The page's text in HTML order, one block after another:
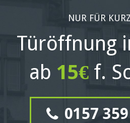
NUR FÜR
Türöffnung
ab 15€ f.
0157